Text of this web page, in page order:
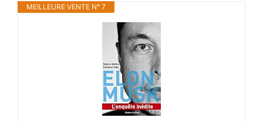
MEILLEURE VENTE N° 7